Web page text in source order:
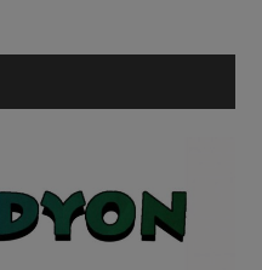
Comedyon